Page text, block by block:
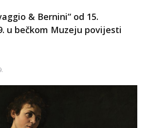
& Bernini“ od 15.
u bečkom Muzeju povijesti